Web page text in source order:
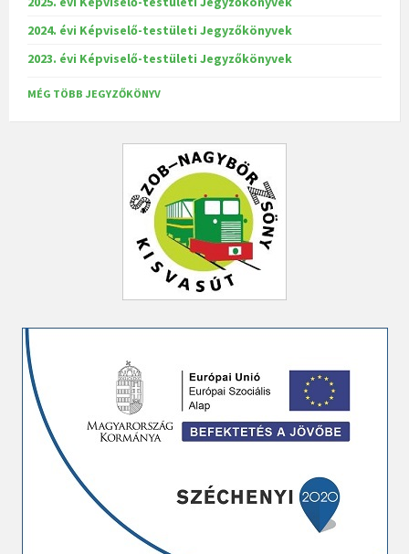
2024. évi Képviselő-testületi Jegyzőkönyvek
2023. évi Képviselő-testületi Jegyzőkönyvek
MÉG TÖBB JEGYZŐKÖNYV